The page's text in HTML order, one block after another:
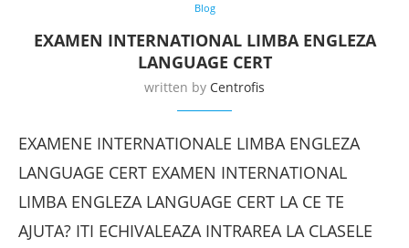
Blog
EXAMEN INTERNATIONAL LIMBA ENGLEZA
LANGUAGE CERT
written by Centrofis
EXAMENE INTERNATIONALE LIMBA ENGLEZA
LANGUAGE CERT EXAMEN INTERNATIONAL
LIMBA ENGLEZA LANGUAGE CERT LA CE TE
AJUTA? ITI ECHIVALEAZA INTRAREA LA CLASELE